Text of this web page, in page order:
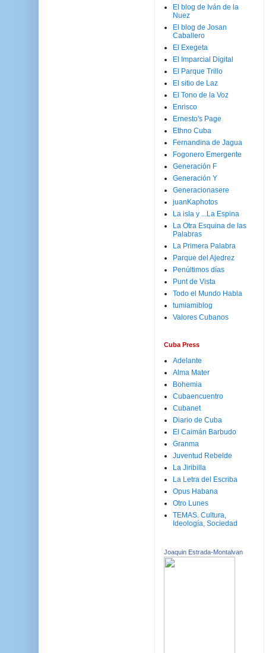
El blog de Iván de la
Nuez
El blog de Josan
Caballero
El Exegeta
El Imparcial Digital
El Parque Trillo
El sitio de Laz
El Tono de la Voz
Enrisco
Ernesto's Page
Ethno Cuba
Fernandina de Jagua
Fogonero Emergente
Generación F
Generación Y
Generacionasere
juanKaphotos
La isla y ...La Espina
La Otra Esquina de las
Palabras
La Primera Palabra
Parque del Ajedrez
Penúltimos días
Punt de Vista
Todo el Mundo Habla
tumiamiblog
Valores Cubanos
Cuba Press
Adelante
Alma Mater
Bohemia
Cubaencuentro
Cubanet
Diario de Cuba
El Caimán Barbudo
Granma
Juventud Rebelde
La Jiribilla
La Letra del Escriba
Opus Habana
Otro Lunes
TEMAS. Cultura,
Ideología, Sociedad
Joaquin Estrada-Montalvan